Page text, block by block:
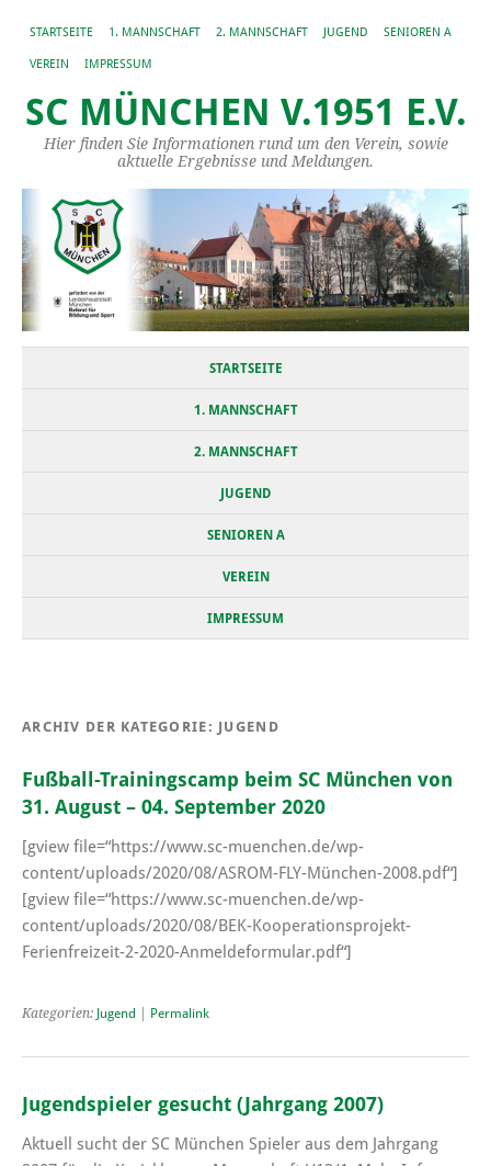
STARTSEITE 1. MANNSCHAFT 2. MANNSCHAFT JUGEND SENIOREN A
VEREIN IMPRESSUM
SC MÜNCHEN V.1951 E.V.
Hier finden Sie Informationen rund um den Verein, sowie
aktuelle Ergebnisse und Meldungen.
STARTSEITE
1. MANNSCHAFT
2. MANNSCHAFT
JUGEND
SENIOREN A
VEREIN
IMPRESSUM
ARCHIV DER KATEGORIE: JUGEND
Fußball-Trainingscamp beim SC München von
31. August – 04. September 2020
[gview file=“https://www.sc-muenchen.de/wp-
content/uploads/2020/08/ASROM-FLY-München-2008.pdf“]
[gview file=“https://www.sc-muenchen.de/wp-
content/uploads/2020/08/BEK-Kooperationsprojekt-
Ferienfreizeit-2-2020-Anmeldeformular.pdf“]
Kategorien: Jugend Permalink
Jugendspieler gesucht (Jahrgang 2007)
Aktuell sucht der SC München Spieler aus dem Jahrgang